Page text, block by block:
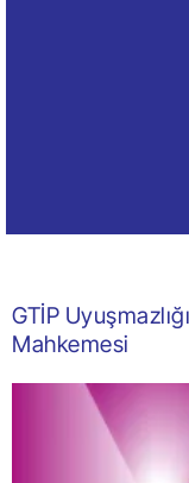
GTİP
Mahkemesi